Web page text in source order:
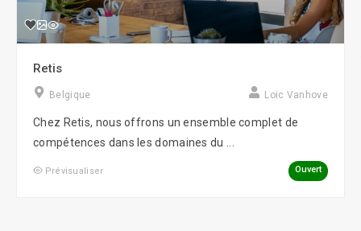
Retis
Belgique Loic Vanhove
Chez Retis, nous offrons un ensemble complet de
compétences dans les domaines du ...
Prévisualiser Ouvert